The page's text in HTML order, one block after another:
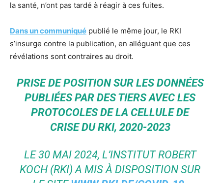
la santé, n’ont pas tardé à réagir à ces fuites.
Dans un communiqué publié le même jour, le RKI
s’insurge contre la publication, en alléguant que ces
révélations sont contraires au droit.
PRISE DE POSITION SUR LES DONNÉES
PUBLIÉES PAR DES TIERS AVEC LES
PROTOCOLES DE LA CELLULE DE
CRISE DU RKI, 2020-2023
LE 30 MAI 2024, L’INSTITUT ROBERT
KOCH (RKI) A MIS À DISPOSITION SUR